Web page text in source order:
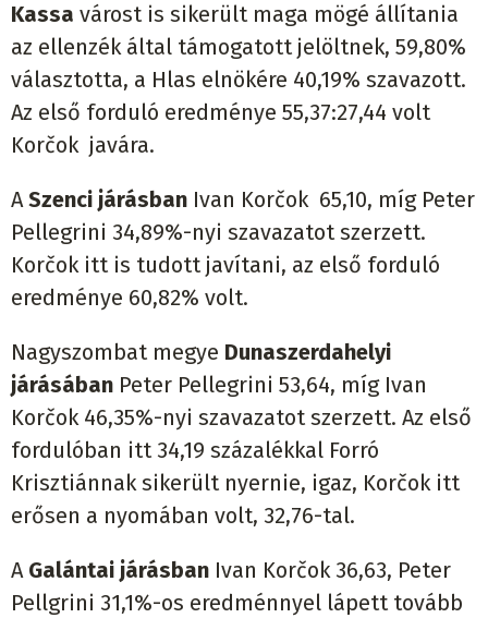
Kassa várost is sikerült maga mögé állítania
az ellenzék által támogatott jelöltnek, 59,80%
választotta, a Hlas elnökére 40,19% szavazott.
Az első forduló eredménye 55,37:27,44 volt
Korčok javára.
ASzenci járásban Ivan Korčok 65,10, míg Peter
Pellegrini 34,89%-nyi szavazatot szerzett.
Korčok itt is tudott javítani, az első forduló
eredménye 60,82% volt.
Nagyszombat megye Dunaszerdahelyi
járásában Peter Pellegrini 53,64, míg Ivan
Korčok 46,35%-nyi szavazatot szerzett. Az első
fordulóban itt 34,19 százalékkal Forró
Krisztiánnak sikerült nyernie, igaz, Korčok itt
erősen a nyomában volt, 32,76-tal.
AGalántai járásban Ivan Korčok 36,63, Peter
Pellgrini 31,1%-os eredménnyel lápett tovább